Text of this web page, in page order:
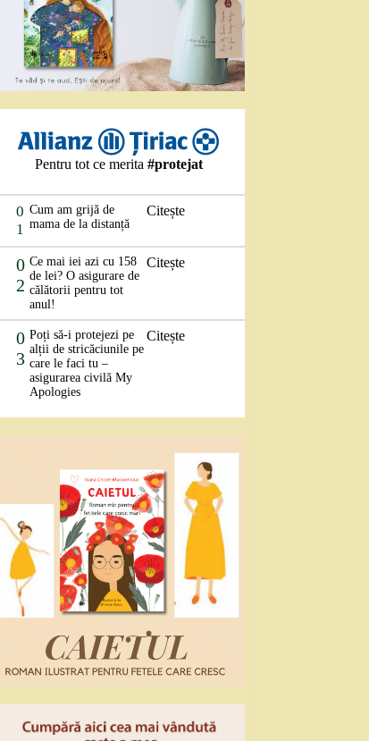
Pentru tot ce merita#protejat
0
1
Cum am grijă de
mama de la distanță
Citește
0
2
Ce mai iei azi cu 158
de lei? O asigurare de
călătorii pentru tot
anul!
Citește
0
3
Poți să-i protejezi pe
alții de stricăciunile pe
care le faci tu –
asigurarea civilă My
Apologies
Citește